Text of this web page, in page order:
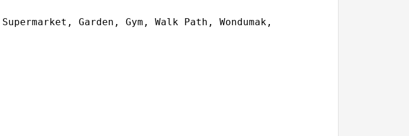
Garden, Gym, Walk Path, Wondumak,